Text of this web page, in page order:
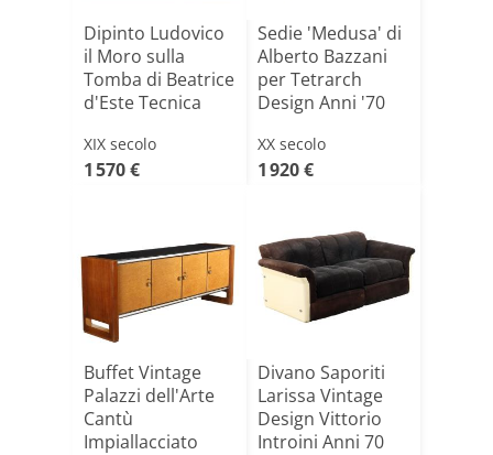
Dipinto Ludovico
il Moro sulla
Tomba di Beatrice
d'Este Tecnica
XIX secolo
1 570 €
Sedie 'Medusa' di
Alberto Bazzani
per Tetrarch
Design Anni '70
XX secolo
1 920 €
Buffet Vintage
Palazzi dell'Arte
Cantù
Impiallacciato
Divano Saporiti
Larissa Vintage
Design Vittorio
Introini Anni 70